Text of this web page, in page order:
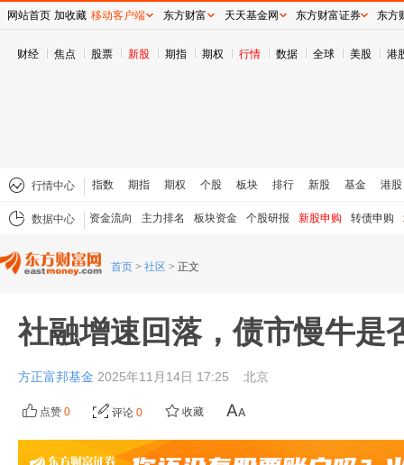
财经 焦点 股票 新股 期指 期权 行情 数据 全球 美股 港
行情中心 指数 期指 期权 个股 板块 排行 新股 基金 港股
数据中心 资金流向 主力排名 板块资金 个股研报 新股申购 转债申购
首页 > 社区 > 正文
社融增速回落，债市慢牛是
方正富邦基金 2025年11月14日 17:25 北京
点赞 0 评论 0 收藏
网站首页 加收藏 移动客户端 东方财富 天天基金网 东方财富证券 东方